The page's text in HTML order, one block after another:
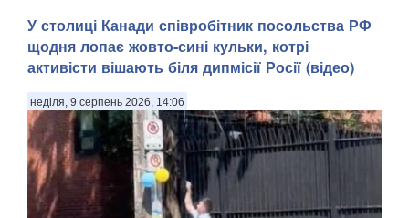
У столиці Канади співробітник посольства РФ
щодня лопає жовто-сині кульки, котрі
активісти вішають біля дипмісії Росії (відео)
неділя, 9 серпень 2026, 14:06